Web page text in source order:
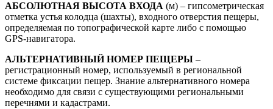
АБСОЛЮТНАЯ ВЫСОТА ВХОДА (м) – гипсометрическая
отметка устья колодца (шахты), входного отверстия пещеры,
определяемая по топографической карте либо с помощью
GPS-навигатора.
АЛЬТЕРНАТИВНЫЙ НОМЕР ПЕЩЕРЫ –
регистрационный номер, используемый в региональной
системе фиксации пещер. Знание альтернативного номера
необходимо для связи с существующими региональными
перечнями и кадастрами.